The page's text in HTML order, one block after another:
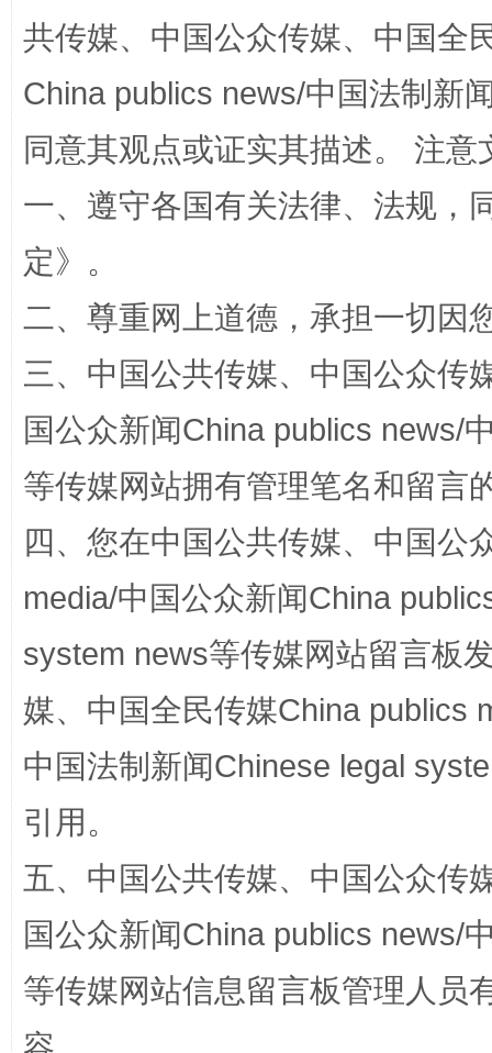
全民健身五年计划来了！等你上场
阿坝州三大球赛在茂县开幕 规模
国家大学科技园优化重塑工作
共传媒、中国公众传媒、中国全
China publics news/中国法制新
同意其观点或证实其描述。 注
一、遵守各国有关法律、法规，
定》。
二、尊重网上道德，承担一切因
三、中国公共传媒、中国公众传
国公众新闻China publics news/
等传媒网站拥有管理笔名和留言
四、您在中国公共传媒、中国公
media/中国公众新闻China
system news等传媒网站留言板
媒、中国全民传媒China publics
中国法制新闻Chinese legal
引用。
五、中国公共传媒、中国公众传
国公众新闻China publics news/
等传媒网站信息留言板管理人员